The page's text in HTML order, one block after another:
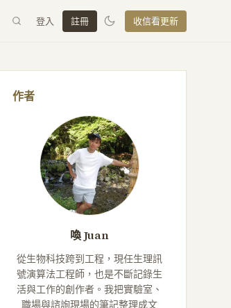
登入 註冊 收信看更新
作者
喚 Juan
從生物科技跨到工程，現任生理訊
號演算法工程師，也是不斷記錄生
活與工作的創作者。我把實驗室、
職場與諮詢現場的筆記整理成文